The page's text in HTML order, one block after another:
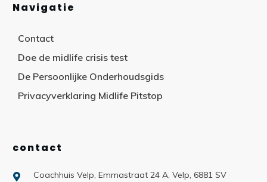
Navigatie
Contact
Doe de midlife crisis test
De Persoonlijke Onderhoudsgids
Privacyverklaring Midlife Pitstop
contact
Coachhuis Velp, Emmastraat 24 A, Velp, 6881 SV